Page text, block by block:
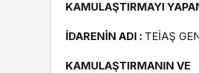
KAMULAŞTIRMAYI
İDARENİN ADI : TEİAŞ
KAMULAŞTIRMANIN VE